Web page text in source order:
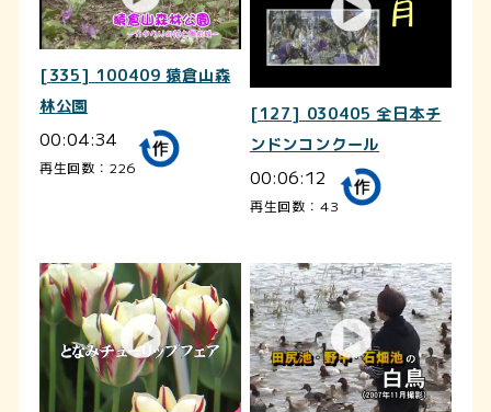
[335] 100409 猿倉山森
林公園
00:04:34
再生回数：226
[127] 030405 全日本チ
ンドンコンクール
00:06:12
再生回数：43